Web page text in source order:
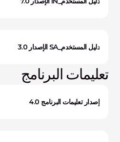
دليل المستخدم_SA الإصدار 3.0
تعليمات البرنامج
إصدار تعليمات البرنامج 4.0